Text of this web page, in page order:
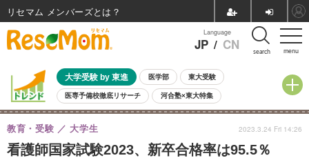
menu
Language
JP / CN search
大学受験 by 東進 医学部 東大受験
医専予備校徹底リサーチ 河合塾×東大特集
親子で考える大学選び 高校受験 中学受験 小学校受験
共通テスト 夏休み
8月開催イベント・WS 全国公立高校 過去問 人気記事
看護師国家試験2023、新卒合格率は95.5％
教育・受験 大学生 2023.3.24 Fri 14:26
リセマム メンバーズ